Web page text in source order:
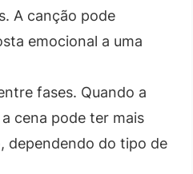
A canção pode
emocional a uma
fases. Quando a
cena pode ter mais
dependendo do tipo de